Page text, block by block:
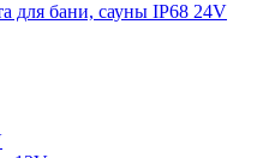
для бани, сауны IP68 24V